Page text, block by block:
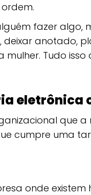
fazer algo,
deixar anotado,
Tudo
eletrônica
que a
cumpre uma
onde existem